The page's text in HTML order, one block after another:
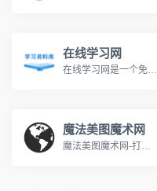
在线学习网
在线学习网是一个免费的在线学习网站，旨在为广大的学习爱好者提供一个学习交流的平台，在这里你可以学习各种知识，包括学习方法、英语学习、脑力提升、记忆力训练、时间管理等等，让我们一起学习分享成长！www.xuexi.la
魔法美图魔术网
魔法美图魔术网-打造中国最好的魔术学习平台www.365magic.com欢迎光临魔法美图魔术网,这里有我们精心为您准备的魔术资讯、魔术表演欣赏、魔术教学及各类优质魔术道具。